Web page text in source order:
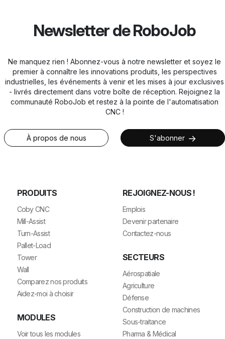
Newsletter de RoboJob
Ne manquez rien ! Abonnez-vous à notre newsletter et soyez le
premier à connaître les innovations produits, les perspectives
industrielles, les événements à venir et les mises à jour exclusives
- livrés directement dans votre boîte de réception. Rejoignez la
communauté RoboJob et restez à la pointe de l'automatisation
CNC !
À propos de nous S'abonner
PRODUITS
Coby CNC
Mill-Assist
Turn-Assist
Pallet-Load
Tower
Wall
Comparez nos produits
Aidez-moi à choisir
MODULES
Voir tous les modules
REJOIGNEZ-NOUS !
Emplois
Devenir partenaire
Contactez-nous
SECTEURS
Aérospatiale
Agriculture
Défense
Construction de machines
Sous-traitance
Pharma & Médical